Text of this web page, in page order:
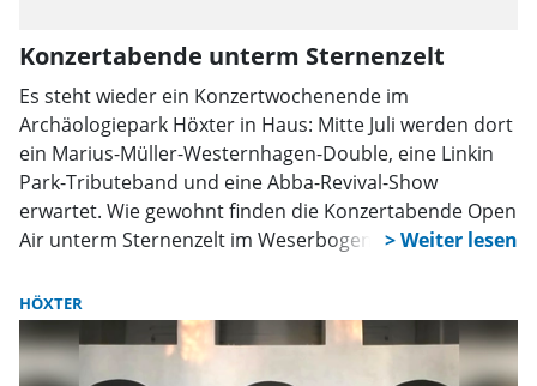
Konzertabende unterm Sternenzelt
Es steht wieder ein Konzertwochenende im
Archäologiepark Höxter in Haus: Mitte Juli werden dort
ein Marius-Müller-Westernhagen-Double, eine Linkin
Park-Tributeband und eine Abba-Revival-Show
erwartet. Wie gewohnt finden die Konzertabende Open
Air unterm Sternenzelt im Weserbogen am Standort
stärkerer Regen oder sehr große Hitze vorhergesagt,
kann bei Bedarf ein großer Eventschirm im
Zuschauerraum aufgespannt werden.
HÖXTER